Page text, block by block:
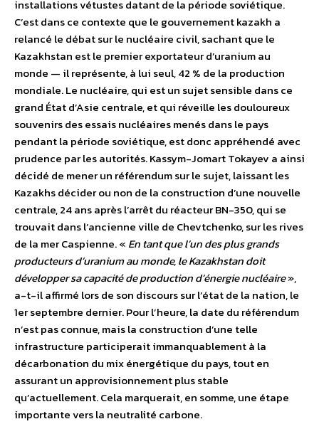
installations vétustes datant de la période soviétique.
C’est dans ce contexte que le gouvernement kazakh a
relancé le débat sur le nucléaire civil, sachant que le
Kazakhstan est le premier exportateur d’uranium au
monde — il représente, à lui seul, 42 % de la production
mondiale. Le nucléaire, qui est un sujet sensible dans ce
grand État d’Asie centrale, et qui réveille les douloureux
souvenirs des essais nucléaires menés dans le pays
pendant la période soviétique, est donc appréhendé avec
prudence par les autorités. Kassym-Jomart Tokayev a ainsi
décidé de mener un référendum sur le sujet, laissant les
Kazakhs décider ou non de la construction d’une nouvelle
centrale, 24 ans après l’arrêt du réacteur BN-350, qui se
trouvait dans l’ancienne ville de Chevtchenko, sur les rives
de la mer Caspienne. « En tant que l’un des plus grands
producteurs d’uranium au monde, le Kazakhstan doit
développer sa capacité de production d’énergie nucléaire»,
a-t-il affirmé lors de son discours sur l’état de la nation, le
1er septembre dernier. Pour l’heure, la date du référendum
n’est pas connue, mais la construction d’une telle
infrastructure participerait immanquablement à la
décarbonation du mix énergétique du pays, tout en
assurant un approvisionnement plus stable
qu’actuellement. Cela marquerait, en somme, une étape
importante vers la neutralité carbone.